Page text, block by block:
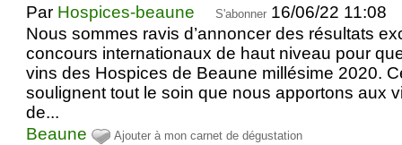
Par Hospices-beaune S'abonner 16/06/22 11:08
Nous sommes ravis d’annoncer des résultats
concours internationaux de haut niveau pour
vins des Hospices de Beaune millésime 2020.
soulignent tout le soin que nous apportons aux
de...
Beaune
Ajouter à mon carnet de dégustation